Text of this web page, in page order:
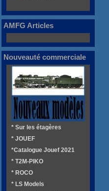
AMFG Articles
Nouveauté commerciale
* Sur les étagères
* JOUEF
*Catalogue Jouef 2021
* T2M-PIKO
* ROCO
* LS Models